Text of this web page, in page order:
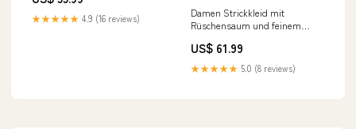
★★★★★ 4.9 (16 reviews)
Damen Strickkleid mit
Rüschensaum und feinem
shop38e0t8t912656
US$ 61.99
★★★★★ 5.0 (8 reviews)